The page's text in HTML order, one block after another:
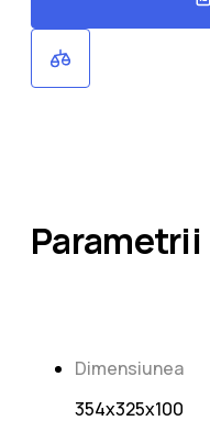
Parametrii
Dimensiunea
354х325х100